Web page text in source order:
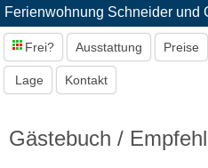
Ferienwohnung Schneider und
Frei? Ausstattung Preise
Lage Kontakt
Gästebuch /